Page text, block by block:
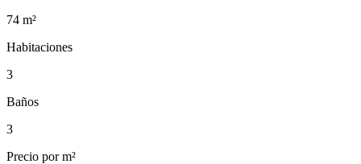
74 m²
Habitaciones
3
Baños
3
Precio por m²